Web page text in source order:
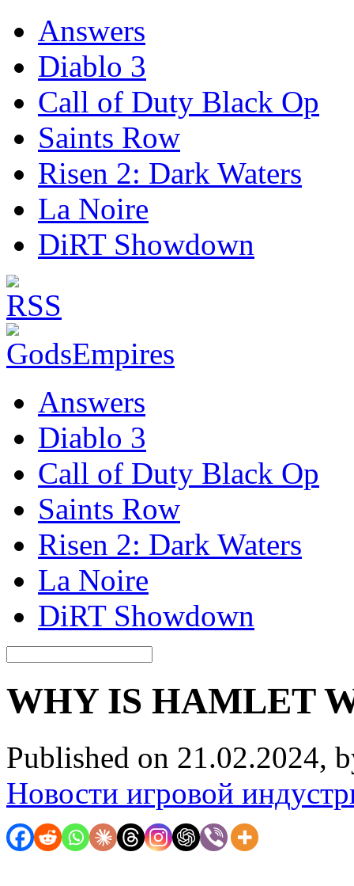
Answers
Diablo 3
Call of Duty Black Op
Saints Row
Risen 2: Dark Waters
La Noire
DiRT Showdown
Answers
Diablo 3
Call of Duty Black Op
Saints Row
Risen 2: Dark Waters
La Noire
DiRT Showdown
WHY IS HAMLET
Published on 21.02.2024,
Новости игровой